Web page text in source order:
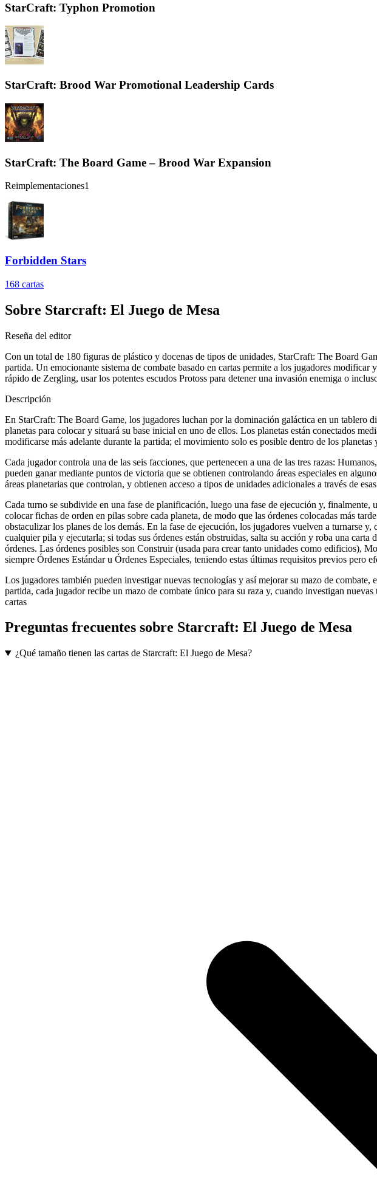
StarCraft: Typhon Promotion
StarCraft: Brood War Promotional Leadership Cards
StarCraft: The Board Game – Brood War Expansion
Reimplementaciones1
Forbidden Stars
168 cartas
Sobre Starcraft: El Juego de Mesa
Reseña del editor
Con un total de 180 figuras de plástico y docenas de tipos de unidades, StarCraft: The Board
partida. Un emocionante sistema de combate basado en cartas permite a los jugadores
rápido de Zergling, usar los potentes escudos Protoss para detener una invasión enemiga o
Descripción
En StarCraft: The Board Game, los jugadores luchan por la dominación galáctica en un tablero
planetas para colocar y situará su base inicial en uno de ellos. Los planetas están conectados
modificarse más adelante durante la partida; el movimiento solo es posible dentro de los
Cada jugador controla una de las seis facciones, que pertenecen a una de las tres razas:
pueden ganar mediante puntos de victoria que se obtienen controlando áreas especiales en
áreas planetarias que controlan, y obtienen acceso a tipos de unidades adicionales a través de
Cada turno se subdivide en una fase de planificación, luego una fase de ejecución y,
colocar fichas de orden en pilas sobre cada planeta, de modo que las órdenes colocadas más
obstaculizar los planes de los demás. En la fase de ejecución, los jugadores vuelven a turnarse
cualquier pila y ejecutarla; si todas sus órdenes están obstruidas, salta su acción y roba una
órdenes. Las órdenes posibles son Construir (usada para crear tanto unidades como edificios),
siempre Órdenes Estándar u Órdenes Especiales, teniendo estas últimas requisitos previos pero
Los jugadores también pueden investigar nuevas tecnologías y así mejorar su mazo de
partida, cada jugador recibe un mazo de combate único para su raza y, cuando investigan
cartas
Preguntas frecuentes sobre Starcraft: El Juego de Mesa
¿Qué tamaño tienen las cartas de Starcraft: El Juego de Mesa?